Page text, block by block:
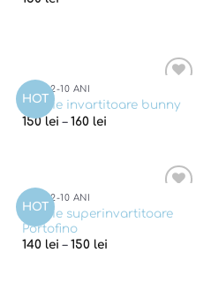
HOT
wishlist
FETE 2-10 ANI
Rochie invartitoare bunny
150 lei – 160 lei
HOT
wishlist
FETE 2-10 ANI
Rochie superinvartitoare
Portofino
140 lei – 150 lei